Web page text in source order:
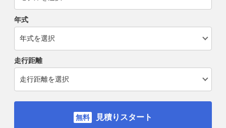
年式
走行距離
見積りスタート